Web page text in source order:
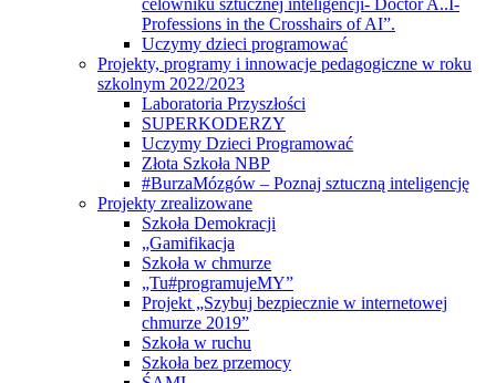
celowniku sztucznej inteligencji- Doctor A..I-
Professions in the Crosshairs of AI”.
Uczymy dzieci programować
Projekty, programy i innowacje pedagogiczne w roku
szkolnym 2022/2023
Laboratoria Przyszłości
SUPERKODERZY
Uczymy Dzieci Programować
Złota Szkoła NBP
#BurzaMózgów – Poznaj sztuczną inteligencję
Projekty zrealizowane
Szkoła Demokracji
„Gamifikacja
Szkoła w chmurze
„Tu#programujeMY”
Projekt „Szybuj bezpiecznie w internetowej
chmurze 2019”
Szkoła w ruchu
Szkoła bez przemocy